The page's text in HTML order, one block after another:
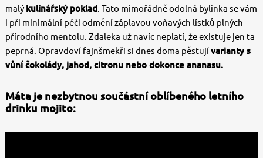
malý kulinářský poklad. Tato mimořádně odolná bylinka se vám
i při minimální péči odmění záplavou voňavých lístků plných
přírodního mentolu. Zdaleka už navíc neplatí, že existuje jen ta
peprná. Opravdoví fajnšmekři si dnes doma pěstujívarianty s
vůní čokolády, jahod, citronu nebo dokonce ananasu.
Máta je nezbytnou součástní oblíbeného letního
drinku mojito: